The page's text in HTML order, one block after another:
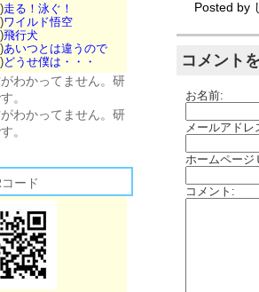
走る！泳ぐ！
ワイルド悟空
飛行犬
あいつとは違うので
どうせ僕は・・・
わかってません。研
。
わかってません。研
。
ード
Posted by
コメント
お名前:
メールアド
ホームページ
コメント: